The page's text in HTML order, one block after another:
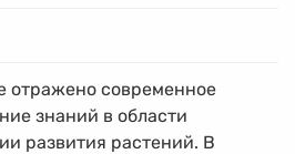
отражено современное
знаний в области
развития растений. В